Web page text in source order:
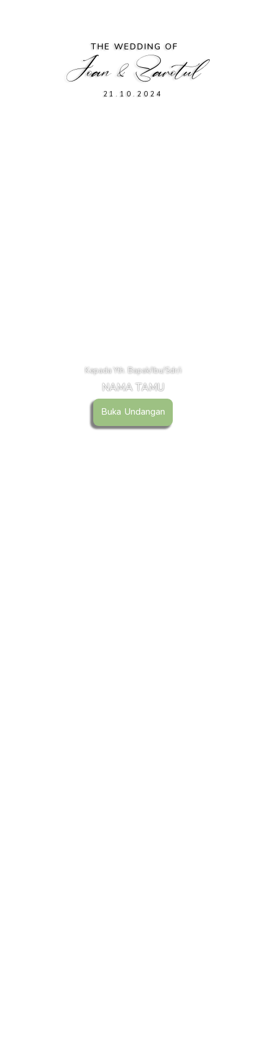
THE WEDDING OF
Joan & Zarotul
21.10.2024
Kepada Yth. Bapak/Ibu/Sdr/i
NAMA TAMU
Buka Undangan